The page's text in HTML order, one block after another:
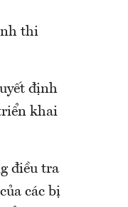
thi
định
khai
điều tra
các bị